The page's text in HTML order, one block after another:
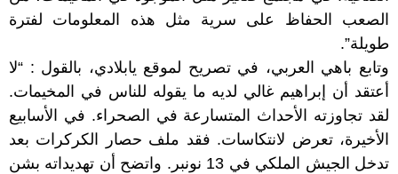
الصعب الحفاظ على سرية مثل هذه المعلومات لفترة
طويلة”.
وتابع باهي العربي، في تصريح لموقع يابلادي، بالقول : “لا
أعتقد أن إبراهيم غالي لديه ما يقوله للناس في المخيمات.
لقد تجاوزته الأحداث المتسارعة في الصحراء. في الأسابيع
الأخيرة، تعرض لانتكاسات. فقد ملف حصار الكركرات بعد
تدخل الجيش الملكي في 13 نونبر. واتضح أن تهديداته بشن